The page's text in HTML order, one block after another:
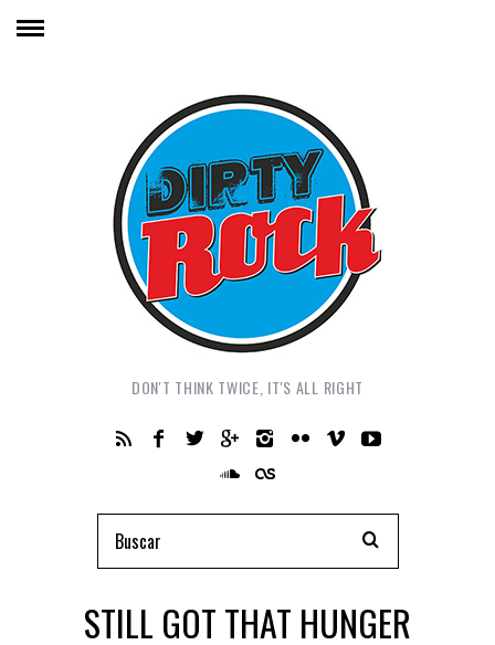
DON'T THINK TWICE, IT'S ALL RIGHT
STILL GOT THAT HUNGER